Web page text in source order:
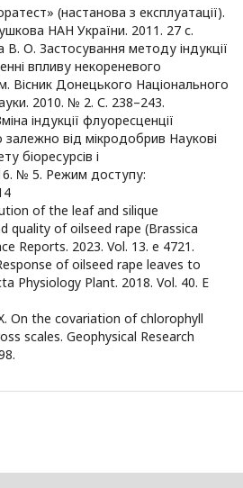
(настанова з експлуатації).
НАН України. 2011. 27 с.
О. Застосування методу індукції
впливу некореневого
Вісник Донецького Національного
2010. № 2. С. 238–243.
індукції флуоресценції
від мікродобрив Наукові
біоресурсів і
№ 5. Режим доступу:
of the leaf and silique
quality of oilseed rape (Brassica
Reports. 2023. Vol. 13. e 4721.
of oilseed rape leaves to
Physiology Plant. 2018. Vol. 40. E
On the covariation of chlorophyll
scales. Geophysical Research